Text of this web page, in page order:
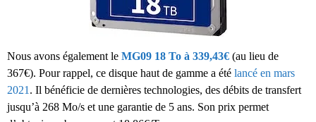
Nous avons également le MG09 18 To à 339,43€ (au lieu de
367€). Pour rappel, ce disque haut de gamme a été lancé en mars
2021 . Il bénéficie de dernières technologies, des débits de transfert
jusqu’à 268 Mo/s et une garantie de 5 ans. Son prix permet